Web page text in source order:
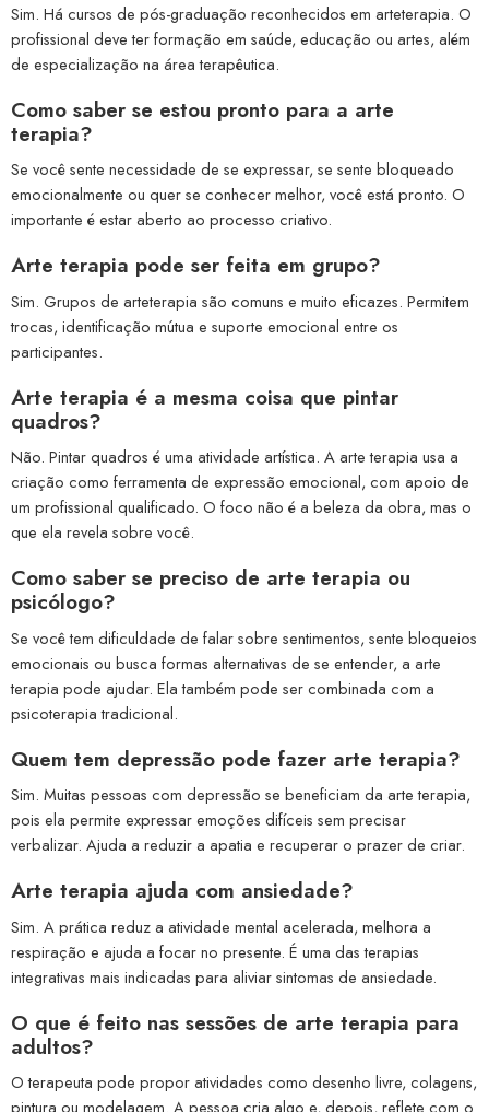
Sim. Há cursos de pós-graduação reconhecidos em arteterapia. O
profissional deve ter formação em saúde, educação ou artes, além
de especialização na área terapêutica.
Como saber se estou pronto para a arte
terapia?
Se você sente necessidade de se expressar, se sente bloqueado
emocionalmente ou quer se conhecer melhor, você está pronto. O
importante é estar aberto ao processo criativo.
Arte terapia pode ser feita em grupo?
Sim. Grupos de arteterapia são comuns e muito eficazes. Permitem
trocas, identificação mútua e suporte emocional entre os
participantes.
Arte terapia é a mesma coisa que pintar
quadros?
Não. Pintar quadros é uma atividade artística. A arte terapia usa a
criação como ferramenta de expressão emocional, com apoio de
um profissional qualificado. O foco não é a beleza da obra, mas o
que ela revela sobre você.
Como saber se preciso de arte terapia ou
psicólogo?
Se você tem dificuldade de falar sobre sentimentos, sente bloqueios
emocionais ou busca formas alternativas de se entender, a arte
terapia pode ajudar. Ela também pode ser combinada com a
psicoterapia tradicional.
Quem tem depressão pode fazer arte terapia?
Sim. Muitas pessoas com depressão se beneficiam da arte terapia,
pois ela permite expressar emoções difíceis sem precisar
verbalizar. Ajuda a reduzir a apatia e recuperar o prazer de criar.
Arte terapia ajuda com ansiedade?
Sim. A prática reduz a atividade mental acelerada, melhora a
respiração e ajuda a focar no presente. É uma das terapias
integrativas mais indicadas para aliviar sintomas de ansiedade.
O que é feito nas sessões de arte terapia para
adultos?
O terapeuta pode propor atividades como desenho livre, colagens,
pintura ou modelagem. A pessoa cria algo e, depois, reflete com o